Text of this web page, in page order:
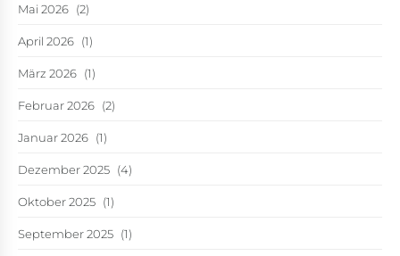
Mai 2026 (2)
April 2026 (1)
März 2026 (1)
Februar 2026 (2)
Januar 2026 (1)
Dezember 2025 (4)
Oktober 2025 (1)
September 2025 (1)